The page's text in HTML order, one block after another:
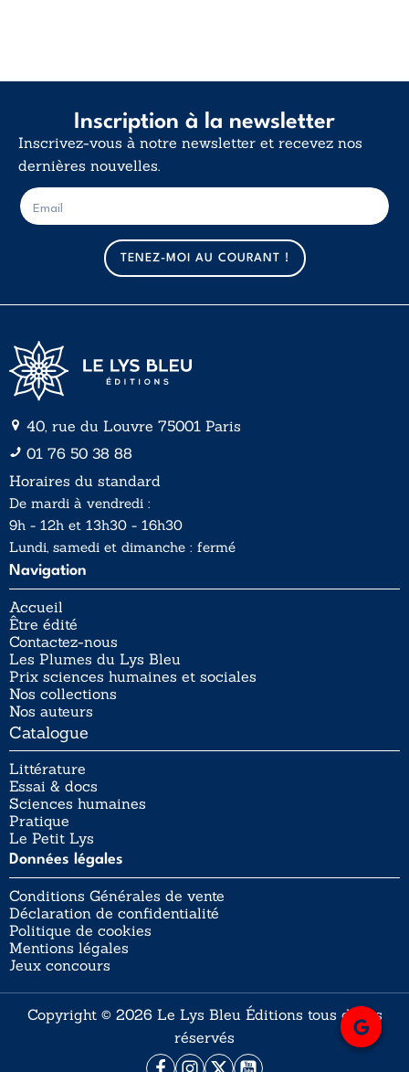
Inscription à la newsletter
Inscrivez-vous à notre newsletter et recevez nos
dernières nouvelles.
m
a
i
l
E
-
m
TENEZ-MOI AU COURANT !
40, rue du Louvre 75001 Paris
01 76 50 38 88
Horaires du standard
De mardi à vendredi :
9h - 12h et 13h30 - 16h30
Lundi, samedi et dimanche : fermé
Navigation
Accueil
Être édité
Contactez-nous
Les Plumes du Lys Bleu
Prix sciences humaines et sociales
Nos collections
Nos auteurs
Catalogue
Littérature
Essai & docs
Sciences humaines
Pratique
Le Petit Lys
Données légales
Conditions Générales de vente
Déclaration de confidentialité
Politique de cookies
Mentions légales
Jeux concours
Copyright © 2026 Le Lys Bleu Éditions tous droits
réservés